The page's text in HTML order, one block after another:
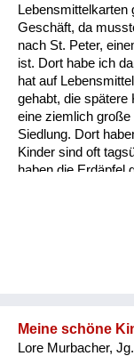
Lebensmittelkarten
Geschäft, da
nach St. Peter,
ist. Dort habe ich
hat auf
gehabt, die spätere
eine ziemlich
Siedlung. Dort
Kinder sind oft
haben die Erdäpfel
haben dann auch
Meine schöne
Lore Murbacher,